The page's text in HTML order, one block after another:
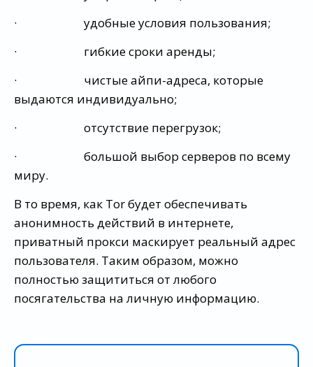
· удобные условия пользования;
· гибкие сроки аренды;
· чистые айпи-адреса, которые
выдаются индивидуально;
· отсутствие перегрузок;
· большой выбор серверов по всему
миру.
В то время, как Tor будет обеспечивать
анонимность действий в интернете,
приватный прокси маскирует реальный адрес
пользователя. Таким образом, можно
полностью защититься от любого
посягательства на личную информацию.